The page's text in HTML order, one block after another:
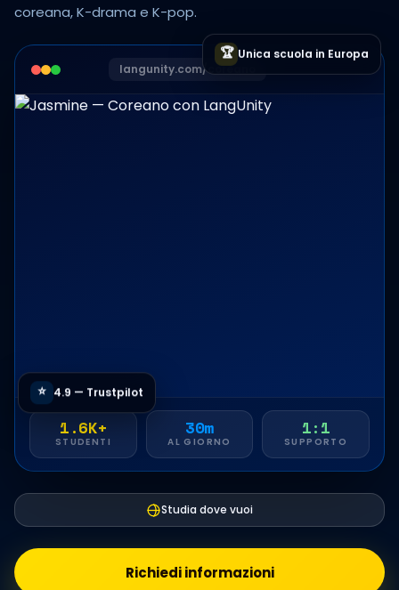
coreana, K-drama e K-pop.
🏆 Unica scuola in Europa
⭐ 4.9 — Trustpilot
langunity.com/coreano
1.6K+
STUDENTI
30m
AL GIORNO
1:1
SUPPORTO
Studia dove vuoi
Richiedi informazioni